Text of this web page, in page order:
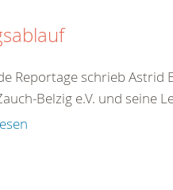
Reportage schrieb Astrid
Belzig e.V. und seine